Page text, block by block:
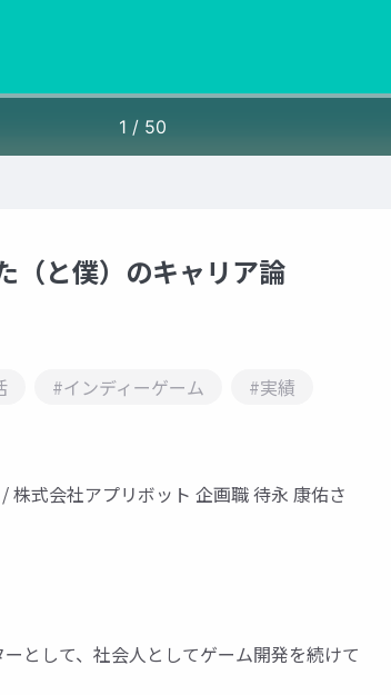
（と僕）のキャリア論
#インディーゲーム #実績
/ 株式会社アプリボット 企画職 待永 康佑さ
として、社会人としてゲーム開発を続けて